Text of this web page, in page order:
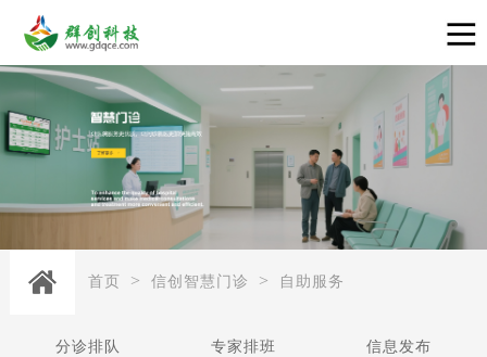
首页 > 信创智慧门诊 > 自助服务
分诊排队 专家排班 信息发布